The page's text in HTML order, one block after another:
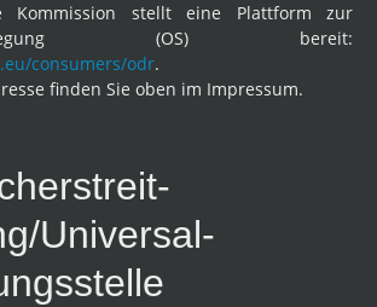
Kommission stellt eine Plattform zur
(OS) bereit:
consumers/odr.
finden Sie oben im Impressum.
Universal­